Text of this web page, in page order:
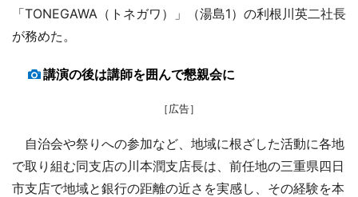
「TONEGAWA（トネガワ）」（湯島1）の利根川英二社長
が務めた。
講演の後は講師を囲んで懇親会に
［広告］
自治会や祭りへの参加など、地域に根ざした活動に各地
で取り組む同支店の川本潤支店長は、前任地の三重県四日
市支店で地域と銀行の距離の近さを実感し、その経験を本